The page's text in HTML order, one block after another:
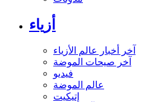
أزياء
آخر أخبار عالم الأزياء
آخر صيحات الموضة
فيديو
عالم الموضة
إتيكيت